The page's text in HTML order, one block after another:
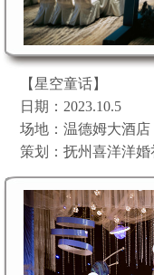
【星空童话】
日期：2023.10.5
场地：温德姆大酒店
策划：抚州喜洋洋